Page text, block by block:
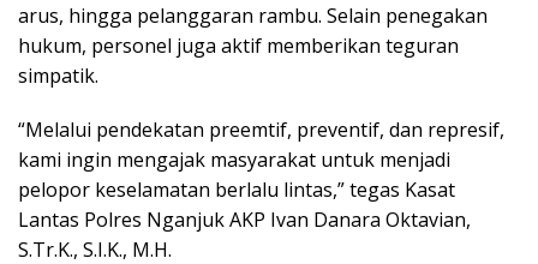
arus, hingga pelanggaran rambu. Selain penegakan
hukum, personel juga aktif memberikan teguran
simpatik.
“Melalui pendekatan preemtif, preventif, dan represif,
kami ingin mengajak masyarakat untuk menjadi
pelopor keselamatan berlalu lintas,” tegas Kasat
Lantas Polres Nganjuk AKP Ivan Danara Oktavian,
S.Tr.K., S.I.K., M.H.